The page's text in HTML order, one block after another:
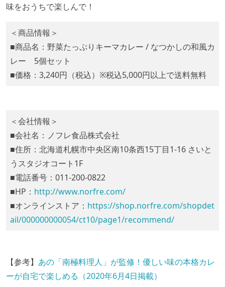
味をおうちで楽しんで！
＜商品情報＞
■商品名：野菜たっぷりキーマカレー / なつかしの和風カ
レー 5個セット
■価格：3,240円（税込）※税込5,000円以上で送料無料
＜会社情報＞
■会社名：ノフレ食品株式会社
■住所：北海道札幌市中央区南10条西15丁目1-16 さいと
うスタジオコート1F
■電話番号：011-200-0822
■HP： http://www.norfre.com/
■オンラインストア： https://shop.norfre.com/shopdet
ail/000000000054/ct10/page1/recommend/
【参考】 あの「南極料理人」が監修！優しい味の本格カレ
ーが自宅で楽しめる（2020年6月4日掲載）